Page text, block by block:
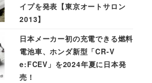
イプを発表【東京オートサロン
2013】
日本メーカー初の充電できる燃料
電池車、ホンダ新型「CR-V
e:FCEV」を2024年夏に日本発
売！